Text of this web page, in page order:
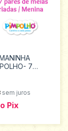
7
sem juros
Pix